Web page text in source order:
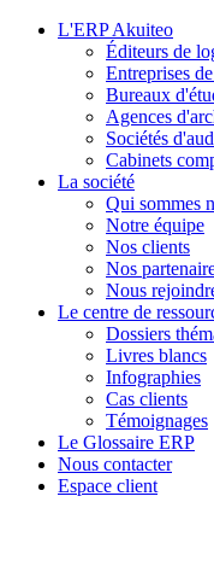
L'ERP Akuiteo
Éditeurs de
Entreprises
Bureaux
Agences
Sociétés
Cabinets
La société
Qui sommes
Notre équipe
Nos clients
Nos
Nous
Le centre de
Dossiers
Livres blancs
Infographies
Cas clients
Témoignages
Le Glossaire ERP
Nous contacter
Espace client